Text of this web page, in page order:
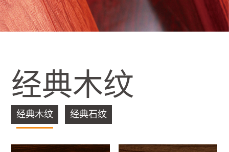
经典木纹
经典木纹 经典石纹